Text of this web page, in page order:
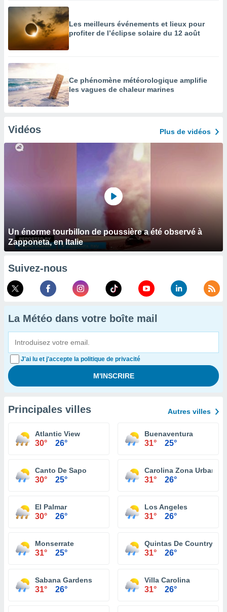
Les meilleurs événements et lieux pour
profiter de l’éclipse solaire du 12 août
Ce phénomène météorologique amplifie
les vagues de chaleur marines
Vidéos Plus de vidéos
Un énorme tourbillon de poussière a été observé à
Zapponeta, en Italie
Suivez-nous
La Météo dans votre boîte mail
J'ai lu et j'accepte la politique de privacité
Principales villes Autres villes
Atlantic View
30° 26°
Buenaventura
31° 25°
Canto De Sapo
30° 25°
Carolina Zona Urbana
31° 26°
El Palmar
30° 26°
Los Angeles
31° 26°
Monserrate
31° 25°
Quintas De Country
31° 26°
Sabana Gardens
31° 26°
Villa Carolina
31° 26°